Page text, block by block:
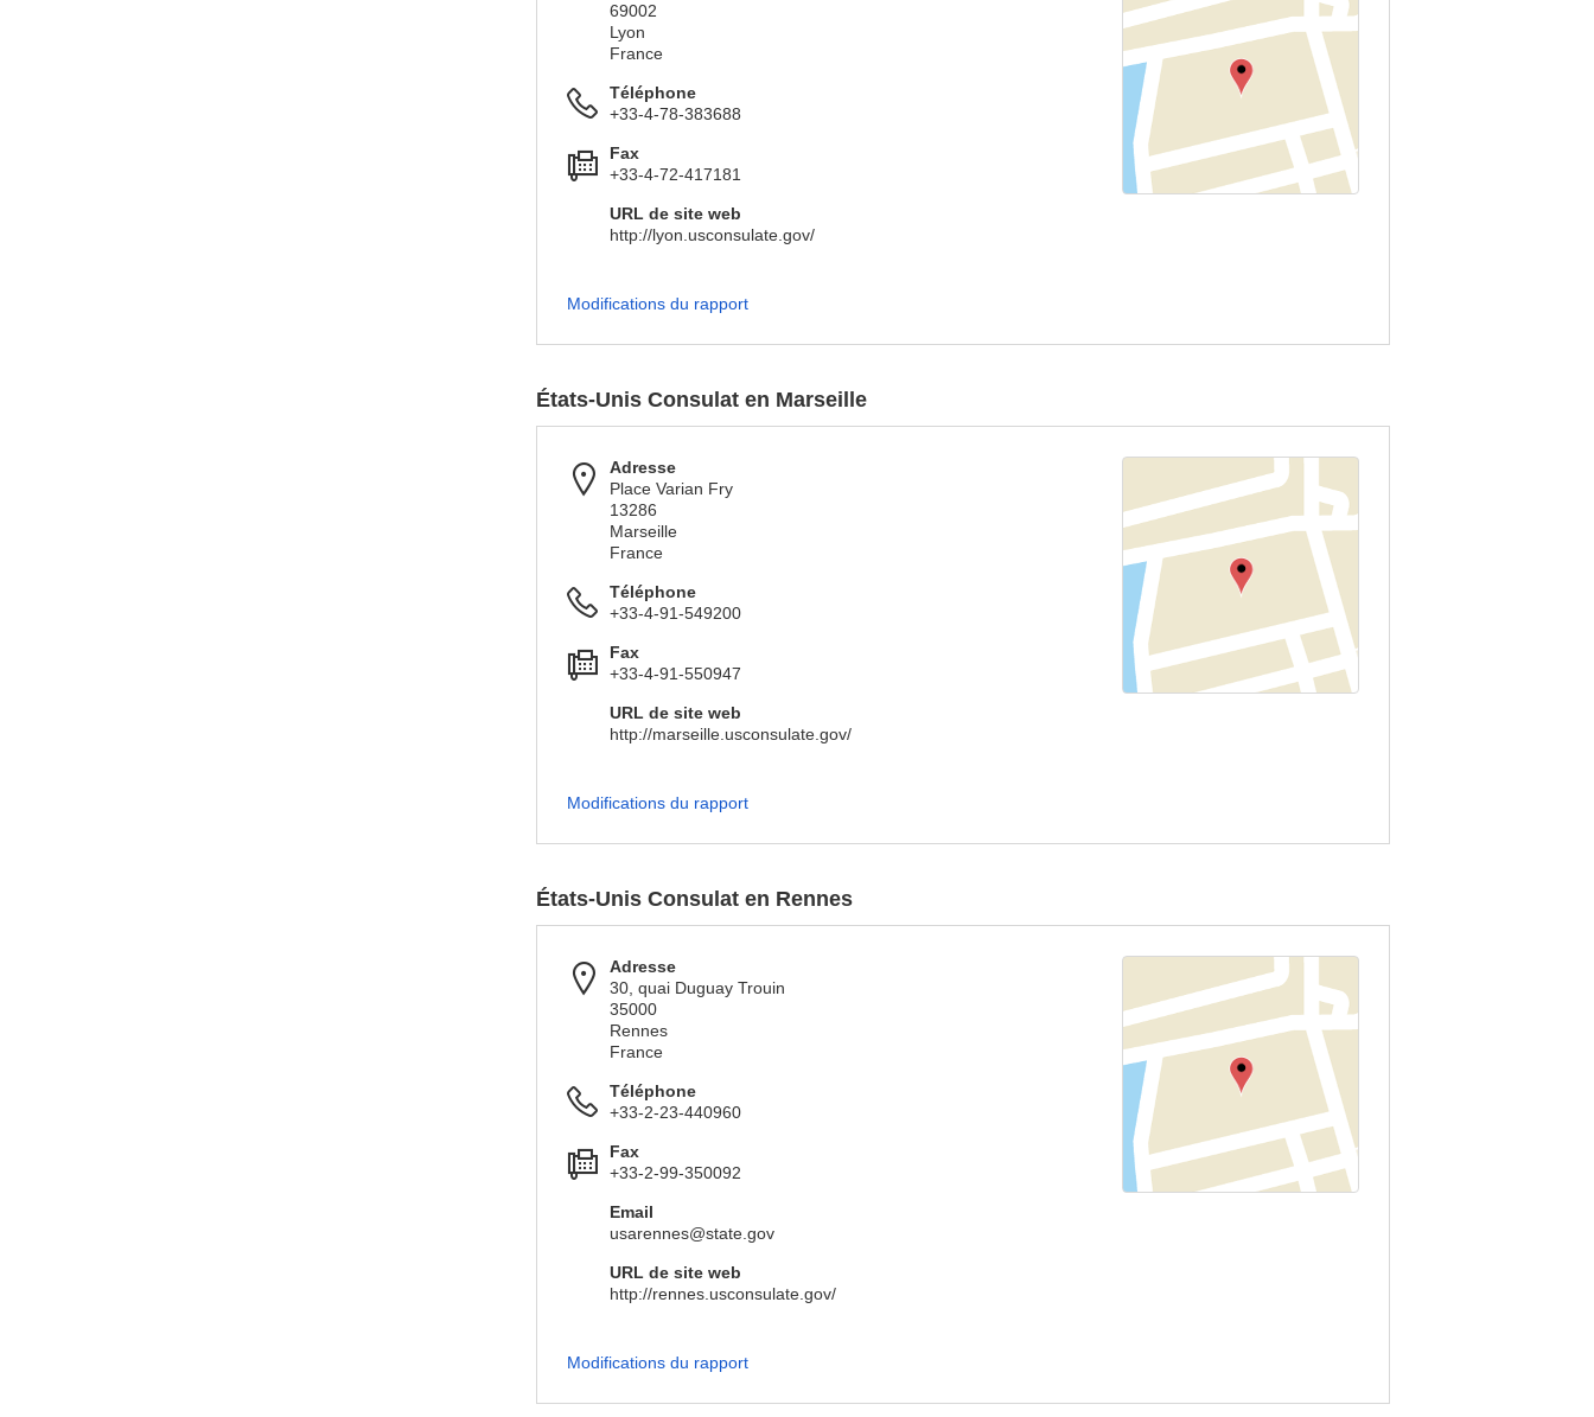
69002
Lyon
France
Téléphone
+33-4-78-383688
Fax
+33-4-72-417181
URL de site web
http://lyon.usconsulate.gov/
Modifications du rapport
États-Unis Consulat en Marseille
Adresse
Place Varian Fry
13286
Marseille
France
Téléphone
+33-4-91-549200
Fax
+33-4-91-550947
URL de site web
http://marseille.usconsulate.gov/
Modifications du rapport
États-Unis Consulat en Rennes
Adresse
30, quai Duguay Trouin
35000
Rennes
France
Téléphone
+33-2-23-440960
Fax
+33-2-99-350092
Email
usarennes@state.gov
URL de site web
http://rennes.usconsulate.gov/
Modifications du rapport